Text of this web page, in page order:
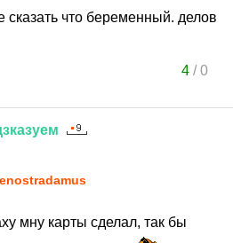
что беременный. делов
4/0
мну карты сделал, так бы